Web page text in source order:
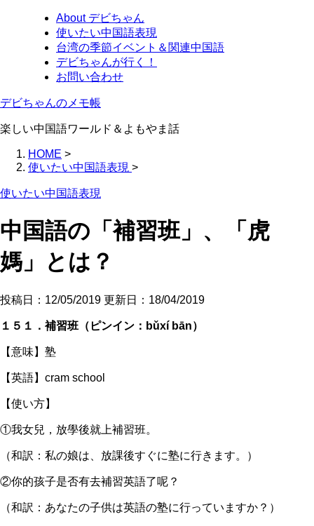
About デビちゃん
使いたい中国語表現
台湾の季節イベント＆関連中国語
デビちゃんが行く！
お問い合わせ
デビちゃんのメモ帳
楽しい中国語ワールド＆よもやま話
HOME >
使いたい中国語表現 >
使いたい中国語表現
中国語の「補習班」、「虎
媽」とは？
投稿日：12/05/2019 更新日： 18/04/2019
１５１．補習班（ピンイン：bǔxí bān）
【意味】塾
【英語】cram school
【使い方】
①我女兒，放學後就上補習班。
（和訳：私の娘は、放課後すぐに塾に行きます。）
②你的孩子是否有去補習英語了呢？
（和訳：あなたの子供は英語の塾に行っていますか？）